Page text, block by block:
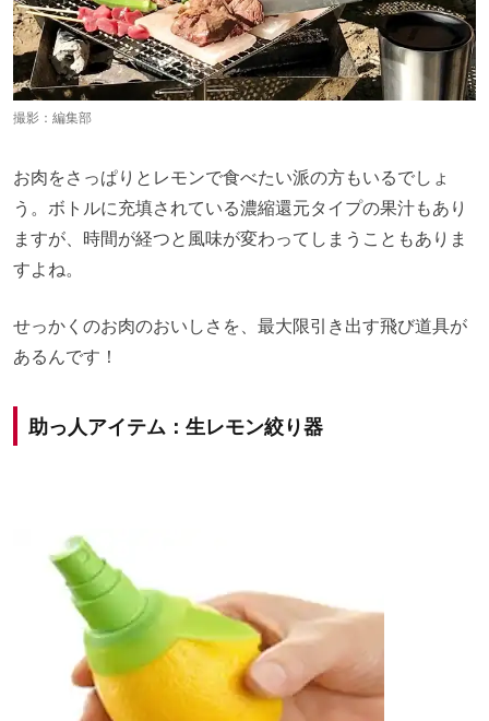
撮影：編集部
お肉をさっぱりとレモンで食べたい派の方もいるでしょ
う。ボトルに充填されている濃縮還元タイプの果汁もあり
ますが、時間が経つと風味が変わってしまうこともありま
すよね。
せっかくのお肉のおいしさを、最大限引き出す飛び道具が
あるんです！
助っ人アイテム：生レモン絞り器